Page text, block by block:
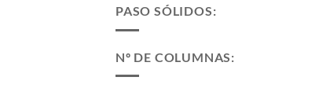
PASO SÓLIDOS:
Nº DE COLUMNAS: